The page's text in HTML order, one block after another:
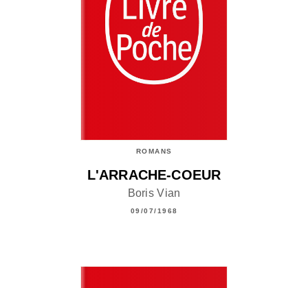
ROMANS
L'ARRACHE-COEUR
Boris Vian
09/07/1968